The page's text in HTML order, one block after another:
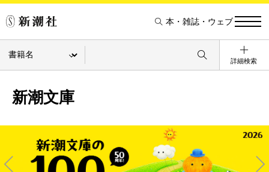
本・雑誌・ウェブ
詳細検索
新潮文庫